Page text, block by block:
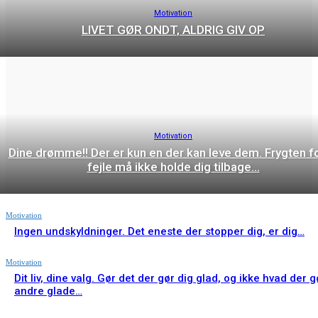
Motivation
LIVET GØR ONDT, ALDRIG GIV OP
Motivation
Dine drømme!! Der er kun en der kan leve dem. Frygten
fejle må ikke holde dig tilbage…
Motivation
Ingen undskyldninger. Det eneste der stopper dig, er dig…
Motivation
Dit liv, dine valg. Gør det der gør dig glad, og ikke hvad der
andre glade…